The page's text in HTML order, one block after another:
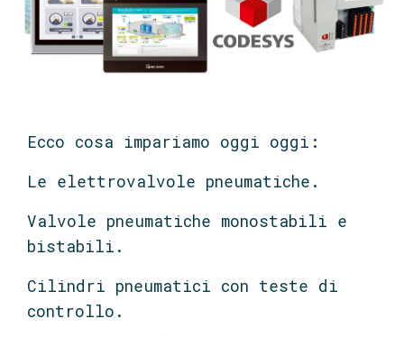
Ecco cosa impariamo oggi oggi:
Le elettrovalvole pneumatiche.
Valvole pneumatiche monostabili e
bistabili.
Cilindri pneumatici con teste di
controllo.